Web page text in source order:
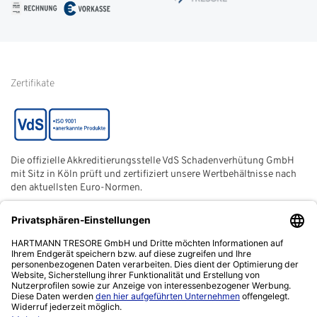
Batterieentsorgung
Zertifikate
Die offizielle Akkreditierungsstelle VdS Schadenverhütung GmbH
mit Sitz in Köln prüft und zertifiziert unsere Wertbehältnisse nach
den aktuellsten Euro-Normen.
Der ECB (European Certification Body) ist eine neutrale und
unabhängige Zertifizierungsstelle der European Security
Systems Association e. V. (ESSA) mit Sitz in Frankfurt am Main.